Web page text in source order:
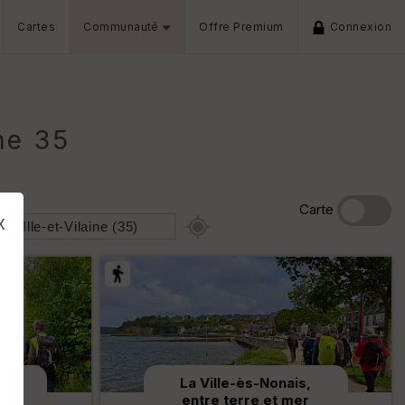
Cartes Communauté Offre Premium Connexion
35
Carte
La Ville-ès-Nonais,
entre terre et mer